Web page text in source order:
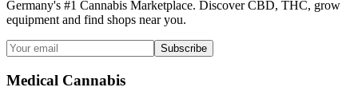
Germany's #1 Cannabis Marketplace. Discover CBD, THC, grow
equipment and find shops near you.
Subscribe
Medical Cannabis